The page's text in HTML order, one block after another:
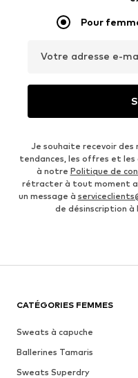
Pour
Votre adresse e-
Je souhaite recevoir des
tendances, les offres et
à notre Politique de
rétracter à tout moment
un message à
de désinscription à
CATÉGORIES FEMMES
Sweats à capuche
Ballerines Tamaris
Sweats Superdry